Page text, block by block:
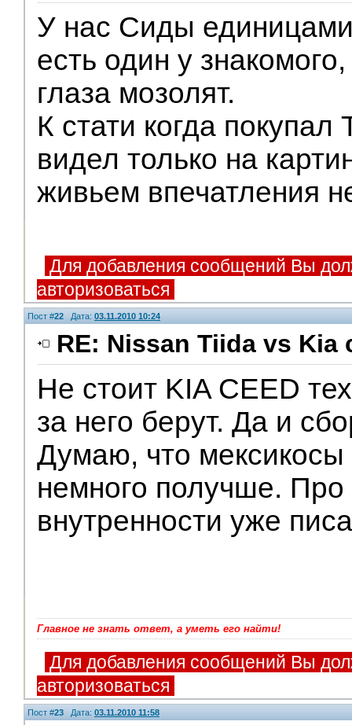
У нас Сиды
есть один у
глаза мозолят.
К стати когда
видел только на
живьем впечатления
Для добавления сообщений Вы
авторизоваться
Пост #22 Дата: 03.11.2010 10:24
RE: Nissan Tiida vs Kia
Не стоит KIA CEED
за него берут. Да и
Думаю, что
немного получше. Про
внутренности уже
Главное не знать ответ, а уметь его найти!
Для добавления сообщений Вы
авторизоваться
Пост #23 Дата: 03.11.2010 11:58